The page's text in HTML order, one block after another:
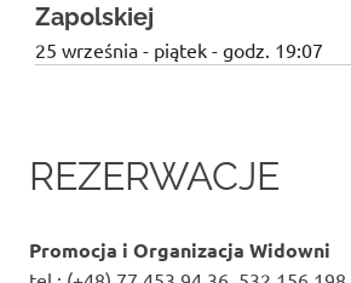
Zapolskiej
25 września - piątek - godz. 19:07
REZERWACJE
Promocja i Organizacja Widowni